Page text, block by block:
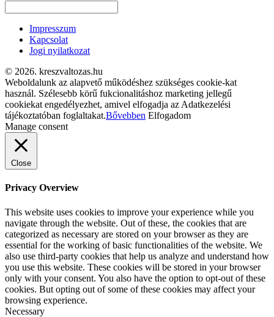
Impresszum
Kapcsolat
Jogi nyilatkozat
© 2026. kreszvaltozas.hu
Weboldalunk az alapvető működéshez szükséges cookie-kat
használ. Szélesebb körű fukcionalitáshoz marketing jellegű
cookiekat engedélyezhet, amivel elfogadja az Adatkezelési
tájékoztatóban foglaltakat.Bővebben Elfogadom
Manage consent
Close
Privacy Overview
This website uses cookies to improve your experience while you
navigate through the website. Out of these, the cookies that are
categorized as necessary are stored on your browser as they are
essential for the working of basic functionalities of the website. We
also use third-party cookies that help us analyze and understand how
you use this website. These cookies will be stored in your browser
only with your consent. You also have the option to opt-out of these
cookies. But opting out of some of these cookies may affect your
browsing experience.
Necessary